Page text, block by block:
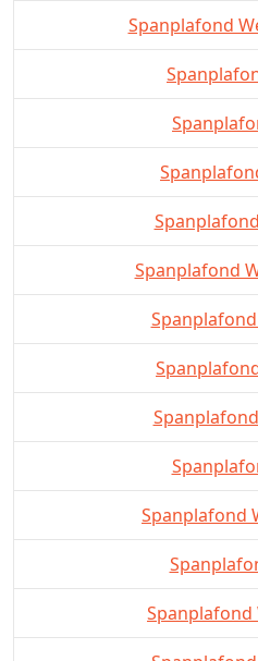
Spanplafond
Spanplafond
Spanplafond
Spanplafond